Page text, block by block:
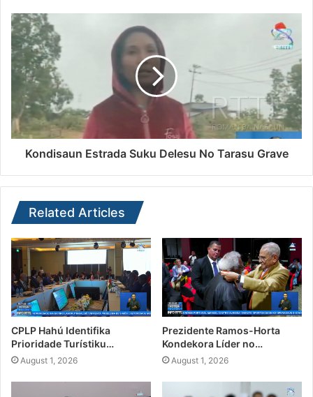
Kondisaun Estrada Suku Delesu No Tarasu Grave
Related Articles
CPLP Hahú Identifika
Prioridade Turístiku…
August 1, 2026
Prezidente Ramos-Horta
Kondekora Líder no…
August 1, 2026